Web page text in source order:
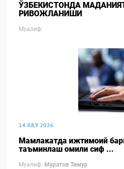
ЎЗБЕКИСТОНДА
РИВОЖЛАНИШИ
Муалиф:
14 JULY 2026
Мамлакатда ижтимоий
таъминлаш омили сиф ...
Муалиф: Муратов Тимур